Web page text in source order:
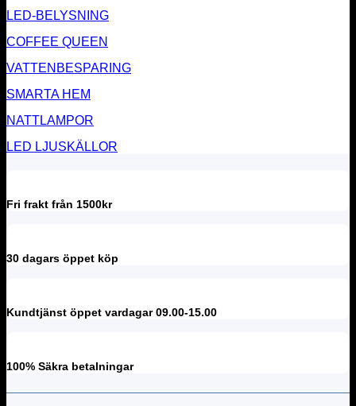
LED-BELYSNING
COFFEE QUEEN
VATTENBESPARING
SMARTA HEM
NATTLAMPOR
LED LJUSKÄLLOR
Fri frakt från 1500kr
30 dagars öppet köp
Kundtjänst öppet vardagar 09.00-15.00
100% Säkra betalningar